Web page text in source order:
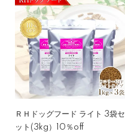
ＲＨドッグフード ライト 3袋セ
ット(3kg）10％off